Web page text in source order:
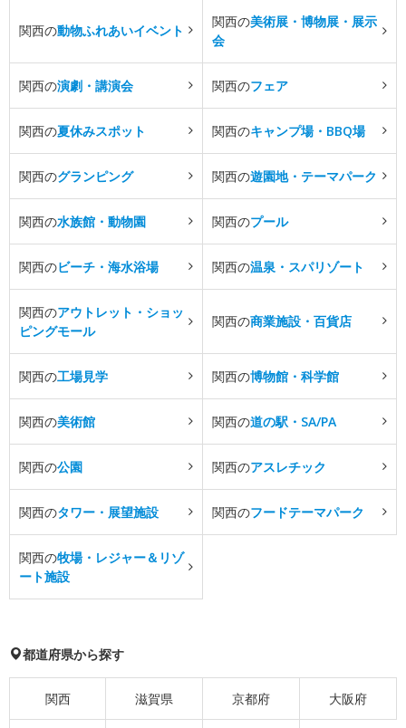
関西の動物ふれあいイベント
関西の美術展・博物展・展示
会
関西の演劇・講演会 関西のフェア
関西の夏休みスポット 関西のキャンプ場・BBQ場
関西のグランピング 関西の遊園地・テーマパーク
関西の水族館・動物園 関西のプール
関西のビーチ・海水浴場 関西の温泉・スパリゾート
関西のアウトレット・ショッ
ピングモール
関西の商業施設・百貨店
関西の工場見学 関西の博物館・科学館
関西の美術館 関西の道の駅・SA/PA
関西の公園 関西のアスレチック
関西のタワー・展望施設 関西のフードテーマパーク
関西の牧場・レジャー＆リゾ
ート施設
都道府県から探す
関西 滋賀県 京都府 大阪府